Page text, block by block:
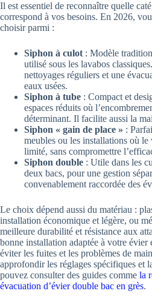
Il est essentiel de reconnaître quelle
correspond à vos besoins. En 2026,
choisir parmi :
Siphon à culot : Modèle
utilisé sous les lavabos
nettoyages réguliers et une
eaux usées.
Siphon à tube : Compact et
espaces réduits où
déterminant. Il facilite aussi la
Siphon « gain de place » :
meubles ou les installations où le
limité, sans compromettre
Siphon double : Utile dans les
deux bacs, pour une gestion
convenablement raccordée des
Le choix dépend aussi du matériau :
installation économique et légère, ou
meilleure durabilité et résistance aux
bonne installation adaptée à votre évier
éviter les fuites et les problèmes de
approfondir les réglages spécifiques et
pouvez consulter des guides comme la
évacuation d’évier double bac en grès.